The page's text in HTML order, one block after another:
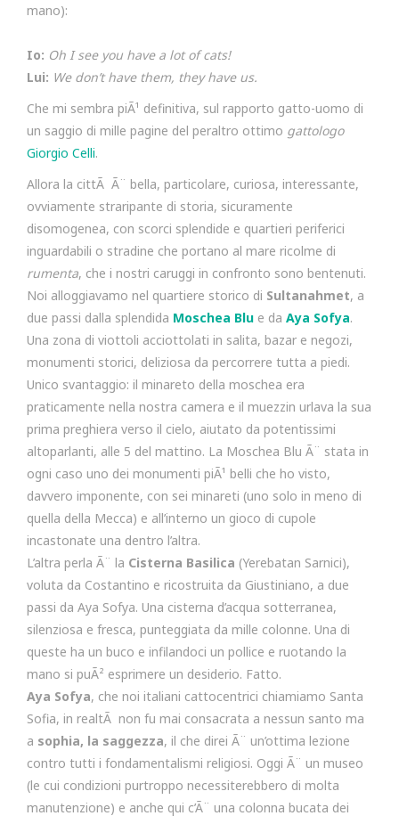
mano):
Io: Oh I see you have a lot of cats!
Lui: We don’t have them, they have us.
Che mi sembra piÃ¹ definitiva, sul rapporto gatto-uomo di
un saggio di mille pagine del peraltro ottimo gattologo
Giorgio Celli.
Allora la cittÃ Ã¨ bella, particolare, curiosa, interessante,
ovviamente straripante di storia, sicuramente
disomogenea, con scorci splendide e quartieri periferici
inguardabili o stradine che portano al mare ricolme di
rumenta, che i nostri caruggi in confronto sono bentenuti.
Noi alloggiavamo nel quartiere storico di Sultanahmet, a
due passi dalla splendida Moschea Blu e da Aya Sofya.
Una zona di viottoli acciottolati in salita, bazar e negozi,
monumenti storici, deliziosa da percorrere tutta a piedi.
Unico svantaggio: il minareto della moschea era
praticamente nella nostra camera e il muezzin urlava la sua
prima preghiera verso il cielo, aiutato da potentissimi
altoparlanti, alle 5 del mattino. La Moschea Blu Ã¨ stata in
ogni caso uno dei monumenti piÃ¹ belli che ho visto,
davvero imponente, con sei minareti (uno solo in meno di
quella della Mecca) e all’interno un gioco di cupole
incastonate una dentro l’altra.
L’altra perla Ã¨ la Cisterna Basilica (Yerebatan Sarnici),
voluta da Costantino e ricostruita da Giustiniano, a due
passi da Aya Sofya. Una cisterna d’acqua sotterranea,
silenziosa e fresca, punteggiata da mille colonne. Una di
queste ha un buco e infilandoci un pollice e ruotando la
mano si puÃ² esprimere un desiderio. Fatto.
Aya Sofya, che noi italiani cattocentrici chiamiamo Santa
Sofia, in realtÃ non fu mai consacrata a nessun santo ma
a sophia, la saggezza, il che direi Ã¨ un’ottima lezione
contro tutti i fondamentalismi religiosi. Oggi Ã¨ un museo
(le cui condizioni purtroppo necessiterebbero di molta
manutenzione) e anche qui c’Ã¨ una colonna bucata dei